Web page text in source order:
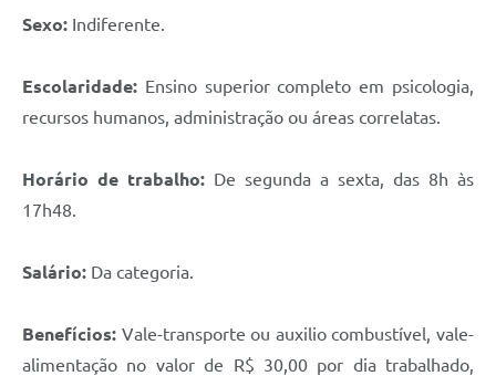
Sexo: Indiferente.
Escolaridade: Ensino superior completo em psicologia,
recursos humanos, administração ou áreas correlatas.
Horário de trabalho: De segunda a sexta, das 8h às
17h48.
Salário: Da categoria.
Benefícios: Vale-transporte ou auxilio combustível, vale-
alimentação no valor de R$ 30,00 por dia trabalhado,